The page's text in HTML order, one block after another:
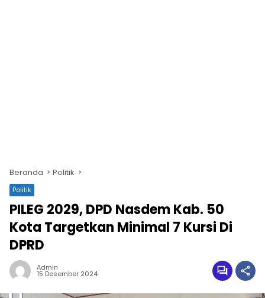
Beranda Politik
Politik
PILEG 2029, DPD Nasdem Kab. 50
Kota Targetkan Minimal 7 Kursi Di
DPRD
Admin
15 Desember 2024